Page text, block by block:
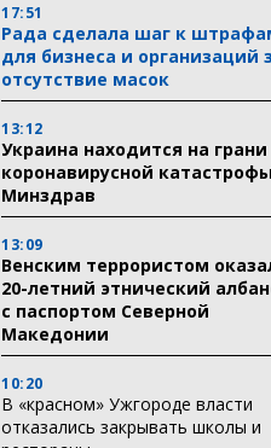
17:51
Рада сделала шаг к
для бизнеса и организаций
отсутствие масок
13:12
Украина находится на грани
коронавирусной
Минздрав
13:09
Венским террористом
20-летний этнический
с паспортом Северной
Македонии
10:20
В «красном» Ужгороде власти
отказались закрывать школы и